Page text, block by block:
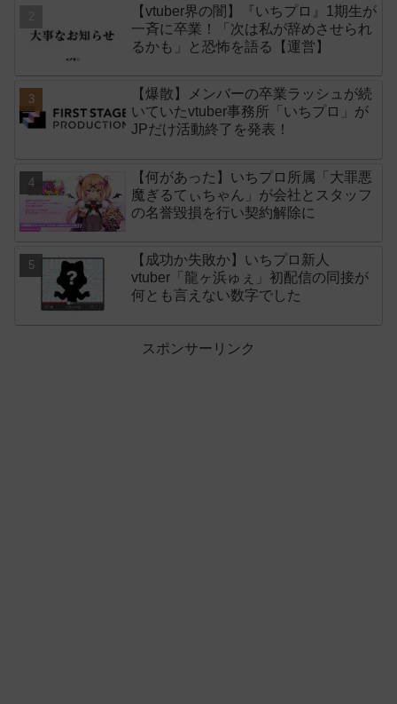
【vtuber界の闇】『いちプロ』1期生が
一斉に卒業！「次は私が辞めさせられ
るかも」と恐怖を語る【運営】
【爆散】メンバーの卒業ラッシュが続
いていたvtuber事務所「いちプロ」が
JPだけ活動終了を発表！
【何があった】いちプロ所属「大罪悪
魔ぎるてぃちゃん」が会社とスタッフ
の名誉毀損を行い契約解除に
【成功か失敗か】いちプロ新人
vtuber「龍ヶ浜ゅぇ」初配信の同接が
何とも言えない数字でした
スポンサーリンク